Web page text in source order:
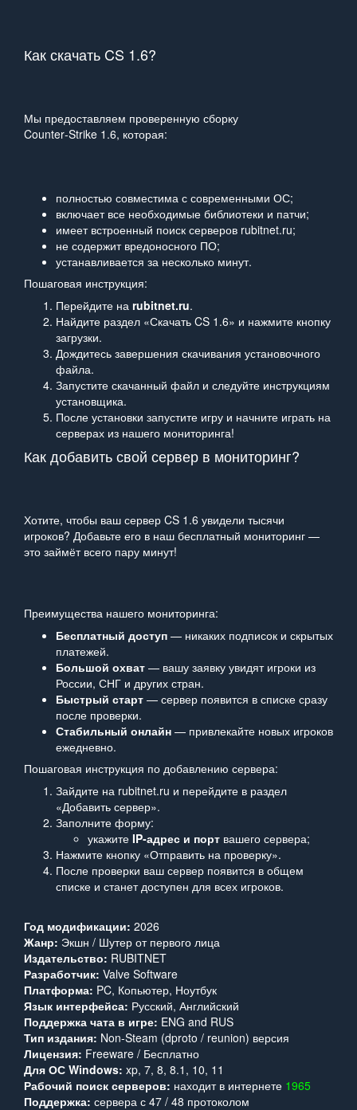
Как скачать CS 1.6?
Мы предоставляем проверенную сборку
Counter‑Strike 1.6, которая:
полностью совместима с современными ОС;
включает все необходимые библиотеки и патчи;
имеет встроенный поиск серверов rubitnet.ru;
не содержит вредоносного ПО;
устанавливается за несколько минут.
Пошаговая инструкция:
Перейдите на rubitnet.ru.
Найдите раздел «Скачать CS 1.6» и нажмите кнопку
загрузки.
Дождитесь завершения скачивания установочного
файла.
Запустите скачанный файл и следуйте инструкциям
установщика.
После установки запустите игру и начните играть на
серверах из нашего мониторинга!
Как добавить свой сервер в мониторинг?
Хотите, чтобы ваш сервер CS 1.6 увидели тысячи
игроков? Добавьте его в наш бесплатный мониторинг —
это займёт всего пару минут!
Преимущества нашего мониторинга:
Бесплатный доступ — никаких подписок и скрытых
платежей.
Большой охват — вашу заявку увидят игроки из
России, СНГ и других стран.
Быстрый старт — сервер появится в списке сразу
после проверки.
Стабильный онлайн — привлекайте новых игроков
ежедневно.
Пошаговая инструкция по добавлению сервера:
Зайдите на rubitnet.ru и перейдите в раздел
«Добавить сервер».
Заполните форму:
укажите IP‑адрес и порт вашего сервера;
Нажмите кнопку «Отправить на проверку».
После проверки ваш сервер появится в общем
списке и станет доступен для всех игроков.
Год модификации: 2026
Жанр: Экшн / Шутер от первого лица
Издательство: RUBITNET
Разработчик: Valve Software
Платформа: PC, Копьютер, Ноутбук
Язык интерфейса: Русский, Английский
Поддержка чата в игре: ENG and RUS
Тип издания: Non-Steam (dproto / reunion) версия
Лицензия: Freeware / Бесплатно
Для ОС Windows: xp, 7, 8, 8.1, 10, 11
Рабочий поиск серверов: находит в интернете 1965
Поддержка: сервера с 47 / 48 протоколом